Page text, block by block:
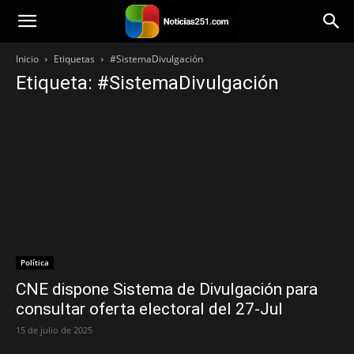
Noticias251
Inicio Etiquetas #SistemaDivulgación
Etiqueta: #SistemaDivulgación
Política
CNE dispone Sistema de Divulgación para
consultar oferta electoral del 27-Jul
15 de julio de 2025